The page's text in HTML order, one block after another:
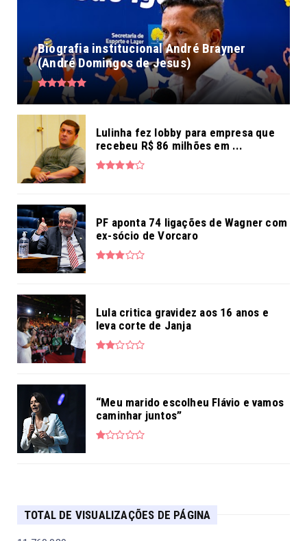
Biografia institucional André Brayner
(André Domingos de Jesus)
Lulinha fez lobby para empresa que
recebeu R$ 86 milhões em ...
PF aponta 74 ligações de Wagner com
ex-sócio de Vorcaro
Lula critica gravidez aos 16 anos e
leva corte de Janja
“Meu marido escolheu Flávio e vamos
caminhar juntos”
TOTAL DE VISUALIZAÇÕES DE PÁGINA